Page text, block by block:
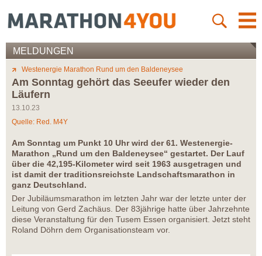
MELDUNGEN
Westenergie Marathon Rund um den Baldeneysee
Am Sonntag gehört das Seeufer wieder den
Läufern
13.10.23
Quelle: Red. M4Y
Am Sonntag um Punkt 10 Uhr wird der 61. Westenergie-
Marathon „Rund um den Baldeneysee“ gestartet. Der Lauf
über die 42,195-Kilometer wird seit 1963 ausgetragen und
ist damit der traditionsreichste Landschaftsmarathon in
ganz Deutschland.
Der Jubiläumsmarathon im letzten Jahr war der letzte unter der
Leitung von Gerd Zachäus. Der 83jährige hatte über Jahrzehnte
diese Veranstaltung für den Tusem Essen organisiert. Jetzt steht
Roland Döhrn dem Organisationsteam vor.